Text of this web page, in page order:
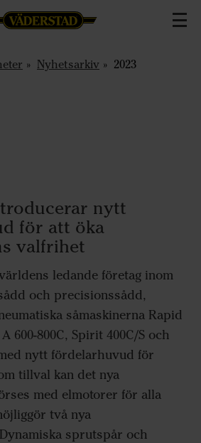
Nyhetsarkiv 2023
nytt
för att öka
valfrihet
ledande företag inom
och precisionssådd,
såmaskinerna Rapid
600-800C, Spirit 400C/S och
nytt fördelarhuvud för
tillval kan det nya
med elmotorer för alla
två nya
sprutspår och